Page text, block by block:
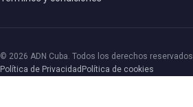
© 2026 ADN Cuba. Todos los derechos reservados.
Política de Privacidad Política de cookies